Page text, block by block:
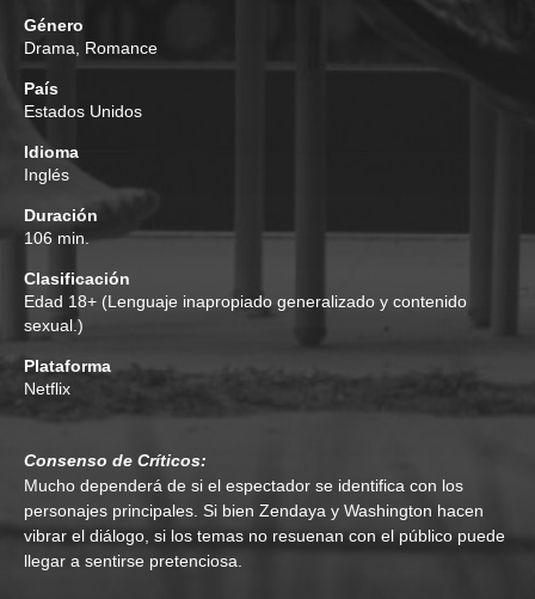
Género
Drama
Romance
País
Estados Unidos
Idioma
Inglés
Duración
106 min.
Clasificación
Edad 18+ (Lenguaje inapropiado generalizado y contenido
sexual.)
Plataforma
Netflix
Consenso de Críticos:
Mucho dependerá de si el espectador se identifica con los
personajes principales. Si bien Zendaya y Washington hacen
vibrar el diálogo, si los temas no resuenan con el público puede
llegar a sentirse pretenciosa.